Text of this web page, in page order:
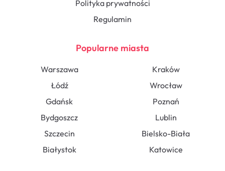
Polityka prywatności
Regulamin
Popularne miasta
Warszawa
Kraków
Łódź
Wrocław
Gdańsk
Poznań
Bydgoszcz
Lublin
Szczecin
Bielsko-Biała
Białystok
Katowice